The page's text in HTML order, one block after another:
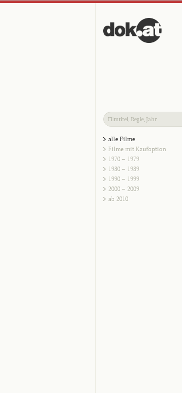
alle Filme
Filme mit Kaufoption
1970 – 1979
1980 – 1989
1990 – 1999
2000 – 2009
ab 2010